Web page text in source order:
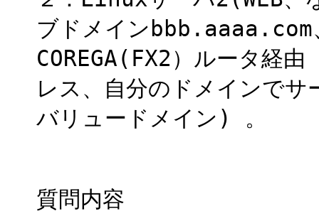
ブドメインbbb.aaaa.com
COREGA(FX2）ルータ
レス、自分のドメインでサ
バリュードメイン) 。
質問内容